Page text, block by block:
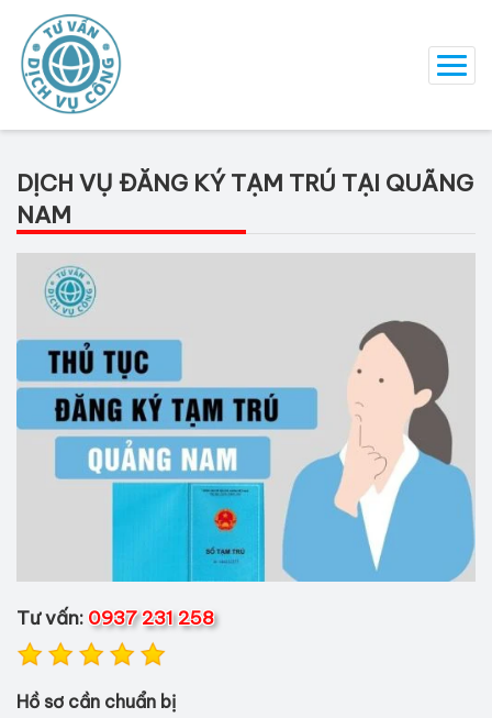
DỊCH VỤ ĐĂNG KÝ TẠM TRÚ TẠI QUÃNG
NAM
Tư vấn: 0937 231 258
Hồ sơ cần chuẩn bị